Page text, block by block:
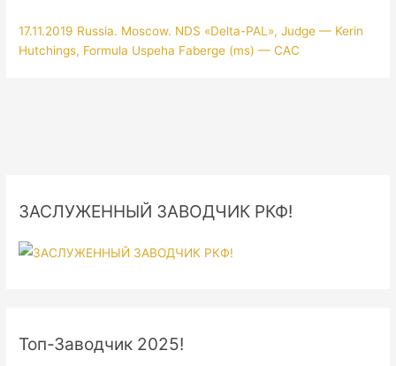
17.11.2019 Russia. Moscow. NDS «Delta-PAL», Judge — Kerin
Hutchings, Formula Uspeha Faberge (ms) — CAC
ЗАСЛУЖЕННЫЙ ЗАВОДЧИК РКФ!
Топ-Заводчик 2025!